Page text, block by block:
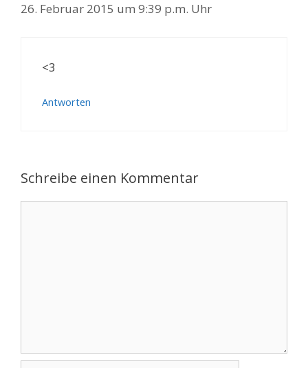
26. Februar 2015 um 9:39 p.m. Uhr
<3
Antworten
Schreibe einen Kommentar